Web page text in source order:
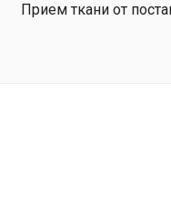
Прием ткани от